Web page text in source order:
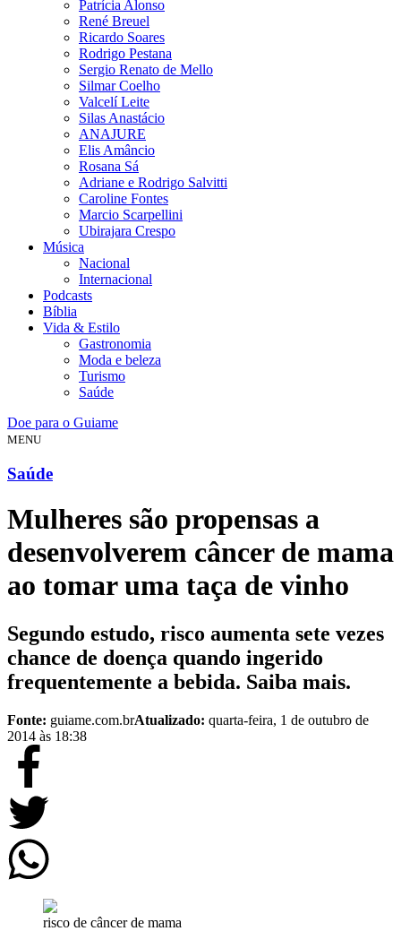
Patrícia Alonso
René Breuel
Ricardo Soares
Rodrigo Pestana
Sergio Renato de Mello
Silmar Coelho
Valcelí Leite
Silas Anastácio
ANAJURE
Elis Amâncio
Rosana Sá
Adriane e Rodrigo Salvitti
Caroline Fontes
Marcio Scarpellini
Ubirajara Crespo
Música
Nacional
Internacional
Podcasts
Bíblia
Vida & Estilo
Gastronomia
Moda e beleza
Turismo
Saúde
Doe para o Guiame
MENU
Saúde
Mulheres são propensas a
desenvolverem câncer de mama
ao tomar uma taça de vinho
Segundo estudo, risco aumenta sete vezes
chance de doença quando ingerido
frequentemente a bebida. Saiba mais.
Fonte: guiame.com.brAtualizado: quarta-feira, 1 de outubro de
2014 às 18:38
risco de câncer de mama